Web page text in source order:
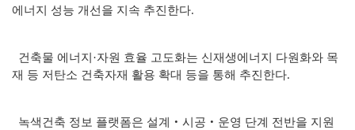
에너지 성능 개선을 지속 추진한다.
건축물 에너지·자원 효율 고도화는 신재생에너지 다원화와 목
재 등 저탄소 건축자재 활용 확대 등을 통해 추진한다.
녹색건축 정보 플랫폼은 설계‧시공‧운영 단계 전반을 지원